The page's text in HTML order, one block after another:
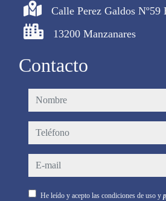
Calle Perez Galdos Nº59
13200 Manzanares
Contacto
nombre
teléfono
e-mail
He leído y acepto las condiciones de uso y